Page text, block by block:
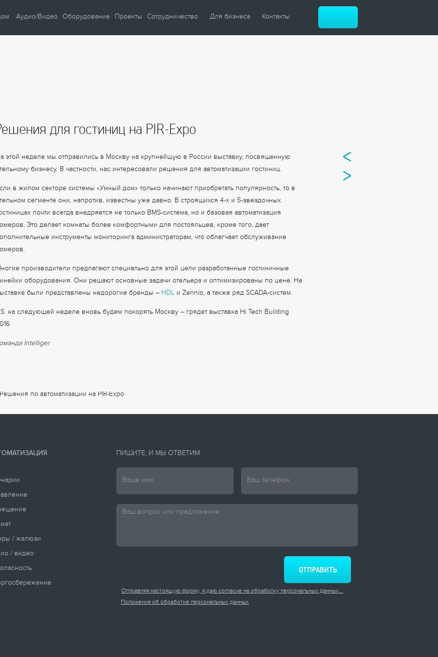
Аудио/Видео Оборудование Проекты Сотрудничество Для бизнеса Контакты
для гостиниц на PIR-Expo
этой неделе мы отправились в Москву на крупнейшую в России выставку, посвященную
бизнесу. В частности, нас интересовали решения для автоматизации гостиниц.
в жилом секторе системы «Умный дом» только начинают приобретать популярность, то в
сегменте они, напротив, известны уже давно. В строящихся 4-х и 5-звездочных
почти всегда внедряется не только BMS-система, но и базовая автоматизация
Это делает комнаты более комфортными для постояльцев, кроме того, дает
инструменты мониторинга администраторам, что облегчает обслуживание
производители предлагают специально для этой цели разработанные гостиничные
оборудования. Они решают основные задачи отельера и оптимизированы по цене. На
были представлены недорогие бренды – HDL и Zennio, а также ряд SCADA-систем.
на следующей неделе вновь будем покорять Москву – грядет выставка Hi Tech Building
Intelliger
/ жалюзи
/ видео
ПИШИТЕ, И МЫ ОТВЕТИМ
Отправляя настоящую форму, я даю согласие на обработку персональных данных...
Положения об обработке персональных данных